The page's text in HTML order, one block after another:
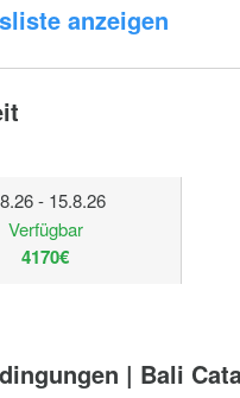
anzeigen
- 15.8.26
Verfügbar
4170€
| Bali